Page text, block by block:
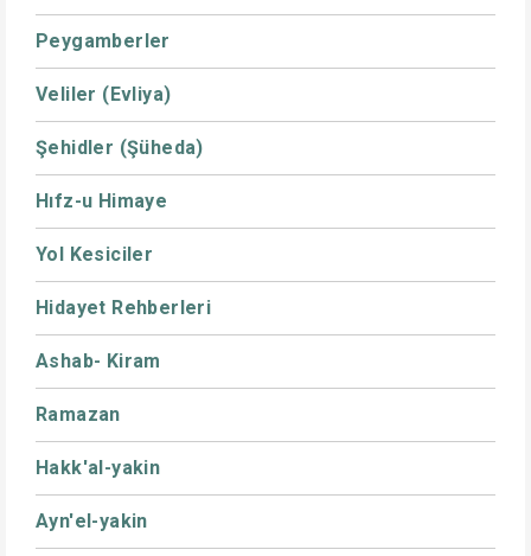
Peygamberler
Veliler (Evliya)
Şehidler (Şüheda)
Hıfz-u Himaye
Yol Kesiciler
Hidayet Rehberleri
Ashab- Kiram
Ramazan
Hakk'al-yakin
Ayn'el-yakin